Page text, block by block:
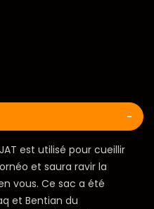
est utilisé pour cueillir
et saura ravir la
vous. Ce sac a été
et Bentian du